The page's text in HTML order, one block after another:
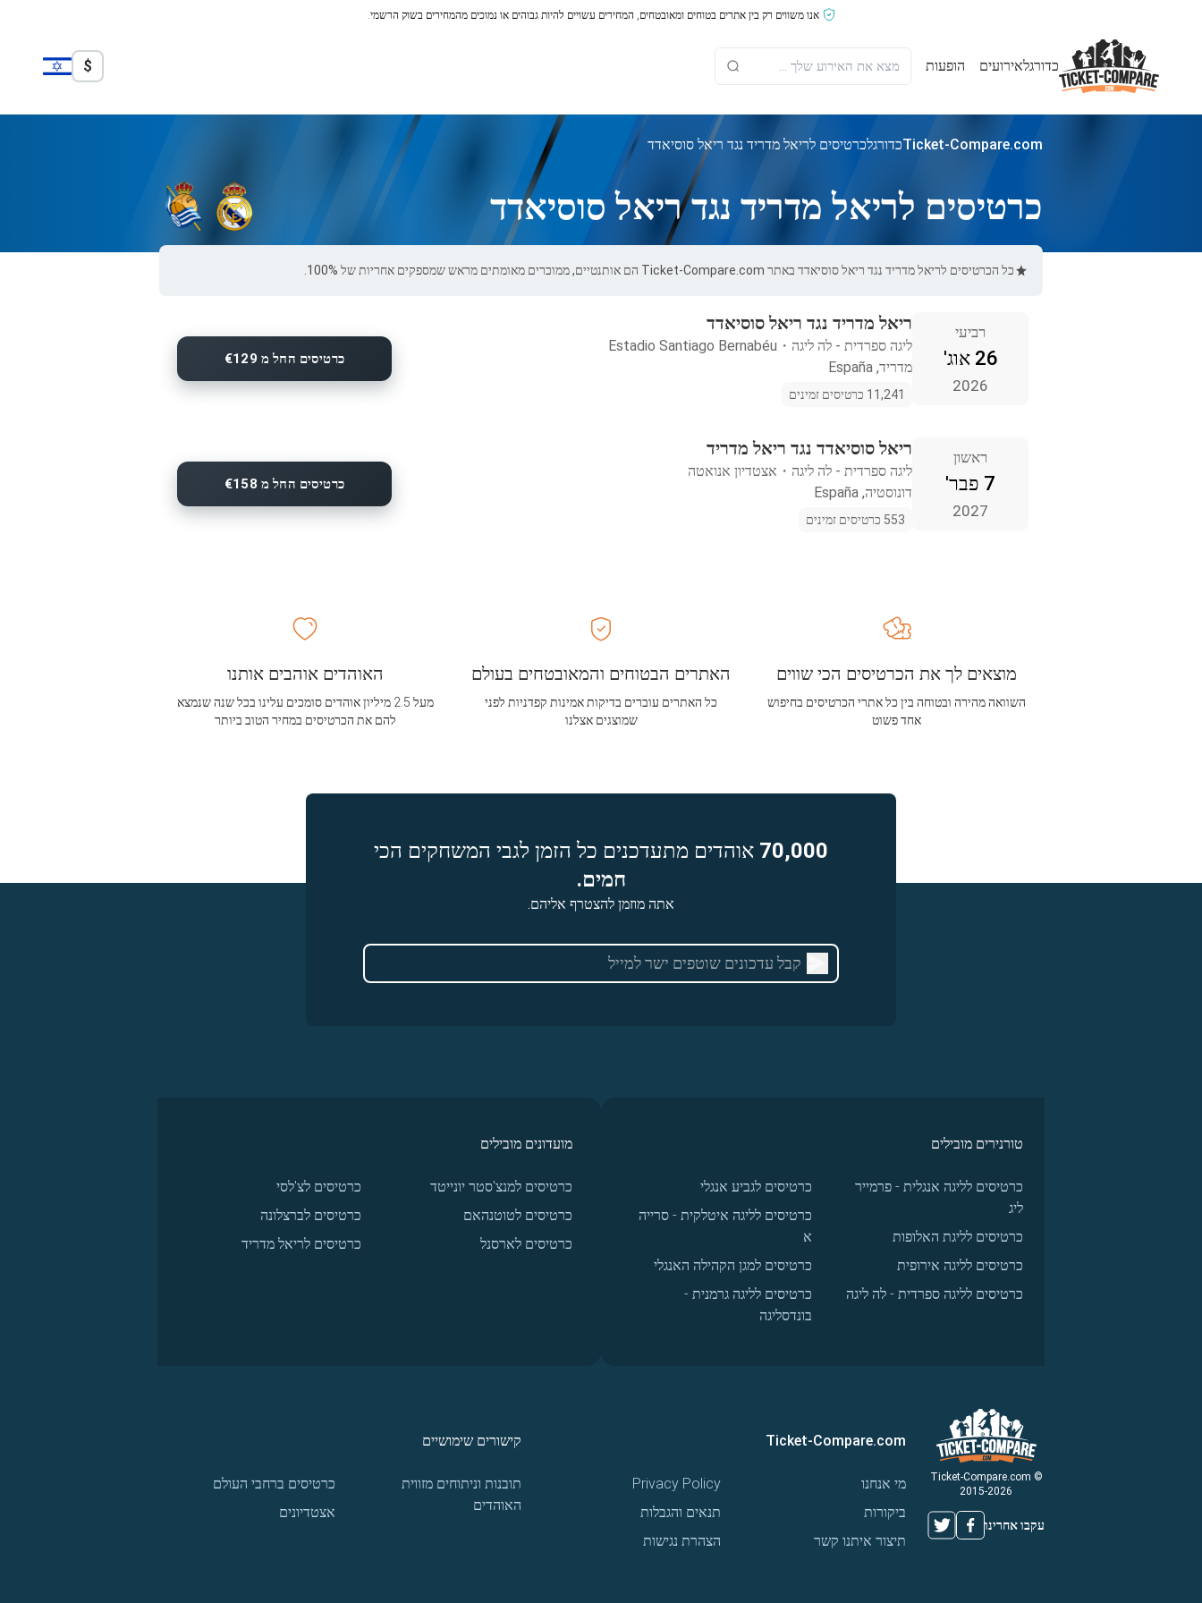
אנו משווים רק בין אתרים בטוחים ומאובטחים, המחירים עשויים להיות גבוהים או נמוכים מהמחירים בשוק הרשמי.
כדורגלאירועים הופעות $
Ticket-Compare.comכדורגלכרטיסים לריאל מדריד נגד ריאל סוסיאדד
כרטיסים לריאל מדריד נגד ריאל סוסיאדד
כל הכרטיסים לריאל מדריד נגד ריאל סוסיאדד באתר Ticket-Compare.com הם אותנטיים, ממוכרים מאומתים מראש שמספקים אחריות של 100%.
רביעי
26 אוג'
2026
ריאל מדריד נגד ריאל סוסיאדד
ליגה ספרדית - לה ליגה ・
Estadio Santiago Bernabéu
מדריד, España
11,241 כרטיסים זמינים
כרטיסים החל מ €129
ראשון
7 פבר'
2027
ריאל סוסיאדד נגד ריאל מדריד
ליגה ספרדית - לה ליגה ・ אצטדיון אנואטה
דונוסטיה, España
553 כרטיסים זמינים
כרטיסים החל מ €158
האתרים הבטוחים והמאובטחים בעולם
כל האתרים עוברים בדיקות אמינות קפדניות לפני
שמוצגים אצלנו
מוצאים לך את הכרטיסים הכי שווים
השוואה מהירה ובטוחה בין כל אתרי הכרטיסים בחיפוש
אחד פשוט
האוהדים אוהבים אותנו
מעל 2.5 מיליון אוהדים סומכים עלינו בכל שנה שנמצא
להם את הכרטיסים במחיר הטוב ביותר
70,000 אוהדים מתעדכנים כל הזמן לגבי המשחקים הכי
חמים.
אתה מוזמן להצטרף אליהם.
טורנירים מובילים
כרטיסים לליגה אנגלית - פרמייר
ליג
כרטיסים לליגת האלופות
כרטיסים לליגה אירופית
כרטיסים לליגה ספרדית - לה ליגה
כרטיסים לגביע אנגלי
כרטיסים לליגה איטלקית - סרייה
א
כרטיסים למגן הקהילה האנגלי
כרטיסים לליגה גרמנית -
בונדסליגה
מועדונים מובילים
כרטיסים למנצ'סטר יונייטד
כרטיסים לטוטנהאם
כרטיסים לארסנל
כרטיסים לצ'לסי
כרטיסים לברצלונה
כרטיסים לריאל מדריד
© Ticket-Compare.com
2015-2026
עקבו אחרינו
Ticket-Compare.com
מי אנחנו
ביקורות
תיצור איתנו קשר
Privacy Policy
תנאים והגבלות
הצהרת נגישות
קישורים שימושיים
תובנות וניתוחים מזווית
האוהדים
כרטיסים ברחבי העולם
אצטדיונים